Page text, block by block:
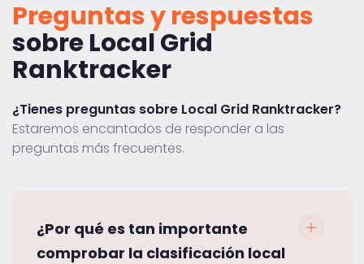
Preguntas y respuestas
sobre Local Grid
Ranktracker
¿Tienes preguntas sobre Local Grid Ranktracker?
Estaremos encantados de responder a las
preguntas más frecuentes.
¿Por qué es tan importante
comprobar la clasificación local